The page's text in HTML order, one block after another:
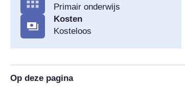
Primair onderwijs
Kosten
Kosteloos
Op deze pagina